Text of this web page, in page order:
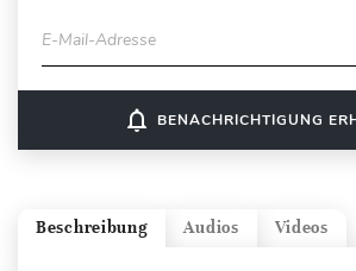
E-Mail-Adresse
notifications_none BENACHRICHTIGUNG
Videos
Audios
Beschreibung